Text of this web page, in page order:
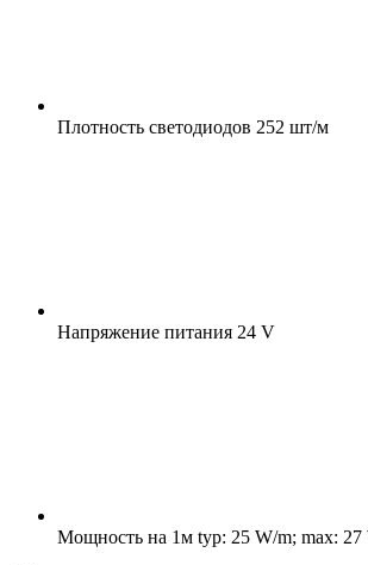
Плотность светодиодов 252 шт/м
Напряжение питания 24 V
Мощность на 1м typ: 25 W/m; max: 27